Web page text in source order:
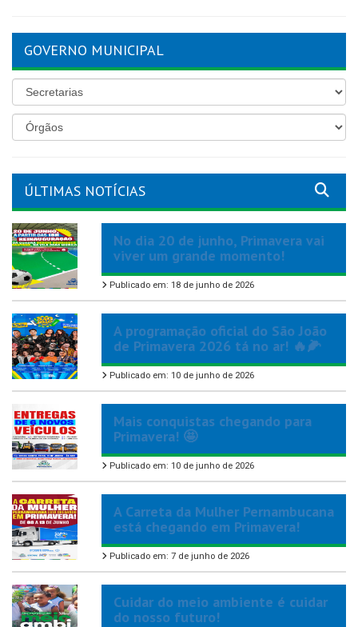
GOVERNO MUNICIPAL
ÚLTIMAS NOTÍCIAS
No dia 20 de junho, Primavera vai
viver um grande momento!
Publicado em: 18 de junho de 2026
A programação oficial do São João
de Primavera 2026 tá no ar! 🔥🌽
Publicado em: 10 de junho de 2026
Mais conquistas chegando para
Primavera! 🤩
Publicado em: 10 de junho de 2026
A Carreta da Mulher Pernambucana
está chegando em Primavera!
Publicado em: 7 de junho de 2026
Cuidar do meio ambiente é cuidar
do nosso futuro!